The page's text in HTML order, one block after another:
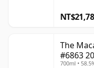
The
#6863
700ml •